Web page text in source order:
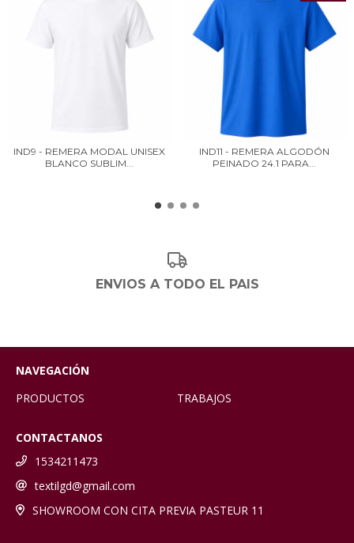
IND9 - REMERA MODAL UNISEX
BLANCO SUBLIM...
IND11 - REMERA ALGODÓN
PEINADO 24.1 PARA...
ENVIOS A TODO EL PAIS
NAVEGACIÓN
PRODUCTOS
TRABAJOS
CONTACTANOS
1534211473
textilgd@gmail.com
SHOWROOM CON CITA PREVIA PASTEUR 11